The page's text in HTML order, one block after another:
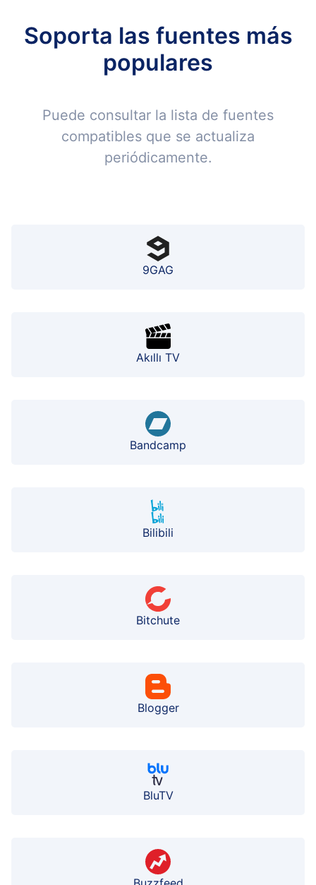
Soporta las fuentes más
populares
Puede consultar la lista de fuentes
compatibles que se actualiza
periódicamente.
9GAG
Akıllı TV
Bandcamp
Bilibili
Bitchute
Blogger
BluTV